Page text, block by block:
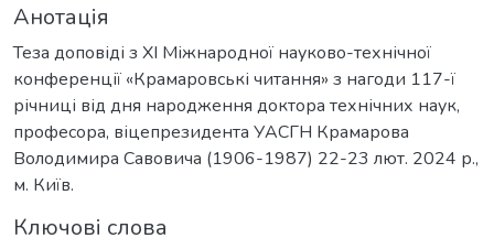
Анотація
Теза доповіді з ХІ Міжнародної науково-технічної
конференції «Крамаровські читання» з нагоди 117-ї
річниці від дня народження доктора технічних наук,
професора, віцепрезидента УАСГН Крамарова
Володимира Савовича (1906-1987) 22-23 лют. 2024 р.,
м. Київ.
Ключові слова